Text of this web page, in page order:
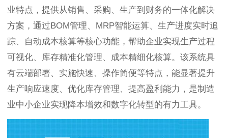
业特点，提供从销售、采购、生产到财务的一体化解决
方案，通过BOM管理、MRP智能运算、生产进度实时追
踪、自动成本核算等核心功能，帮助企业实现生产过程
可视化、库存精准化管理、成本精细化核算。该系统具
有云端部署、实施快速、操作简便等特点，能显著提升
生产响应速度、优化库存管理、提高盈利能力，是制造
业中小企业实现降本增效和数字化转型的有力工具。